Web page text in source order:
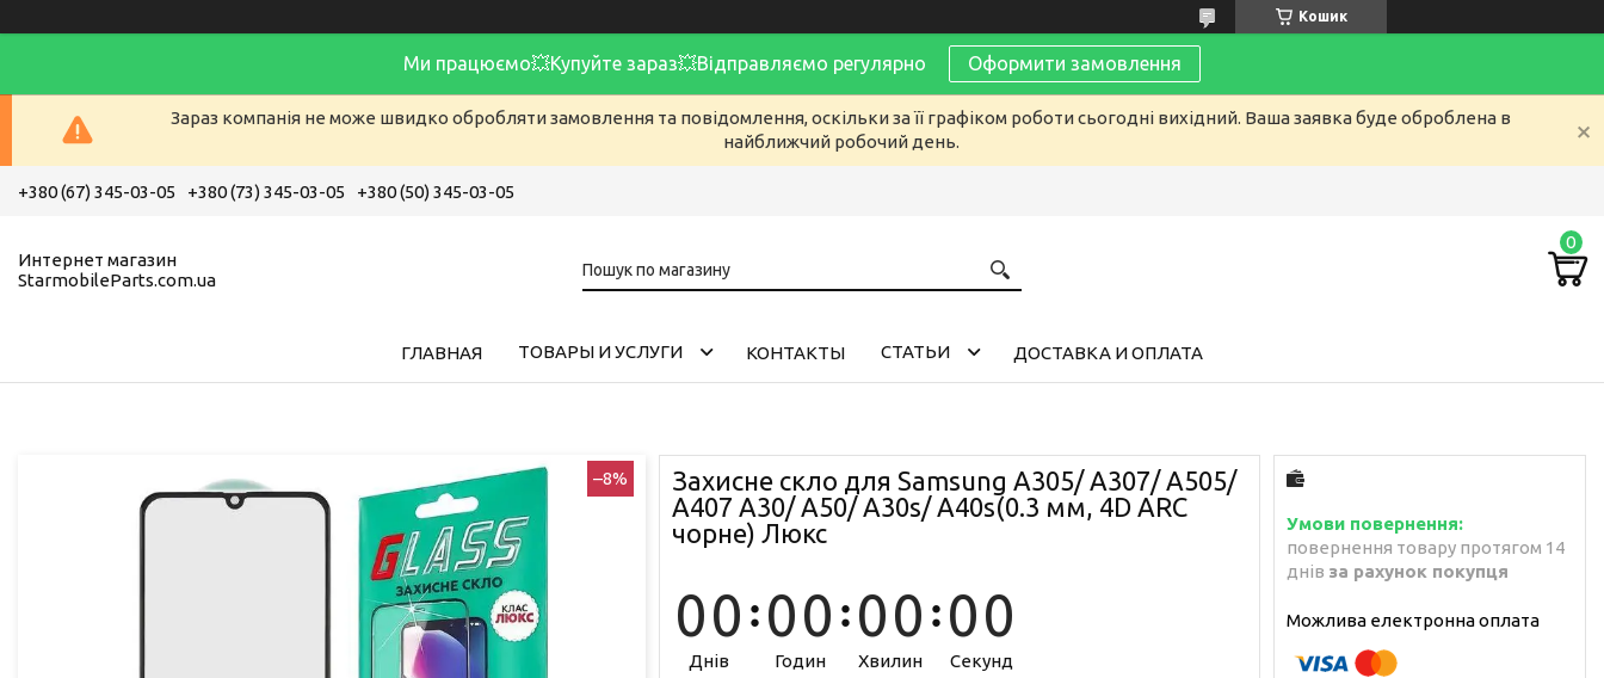
Кошик
Ми працюємо💥Купуйте зараз💥Відправляємо регулярно Оформити замовлення
Зараз компанія не може швидко обробляти замовлення та повідомлення, оскільки за її графіком роботи сьогодні вихідний. Ваша заявка буде оброблена в
найближчий робочий день.
+380 (67) 345-03-05 +380 (73) 345-03-05 +380 (50) 345-03-05
Интернет магазин
StarmobileParts.com.ua
ГЛАВНАЯ ТОВАРЫ И УСЛУГИ КОНТАКТЫ CТАТЬИ ДОСТАВКА И ОПЛАТА
–8%
Захисне скло для Samsung A305/ A307/ A505/
A407 A30/ A50/ A30s/ A40s(0.3 мм, 4D ARC
чорне) Люкс
00
Днів
00
Годин
00
Хвилин
00
Секунд
повернення товару протягом 14
днів за рахунок покупця